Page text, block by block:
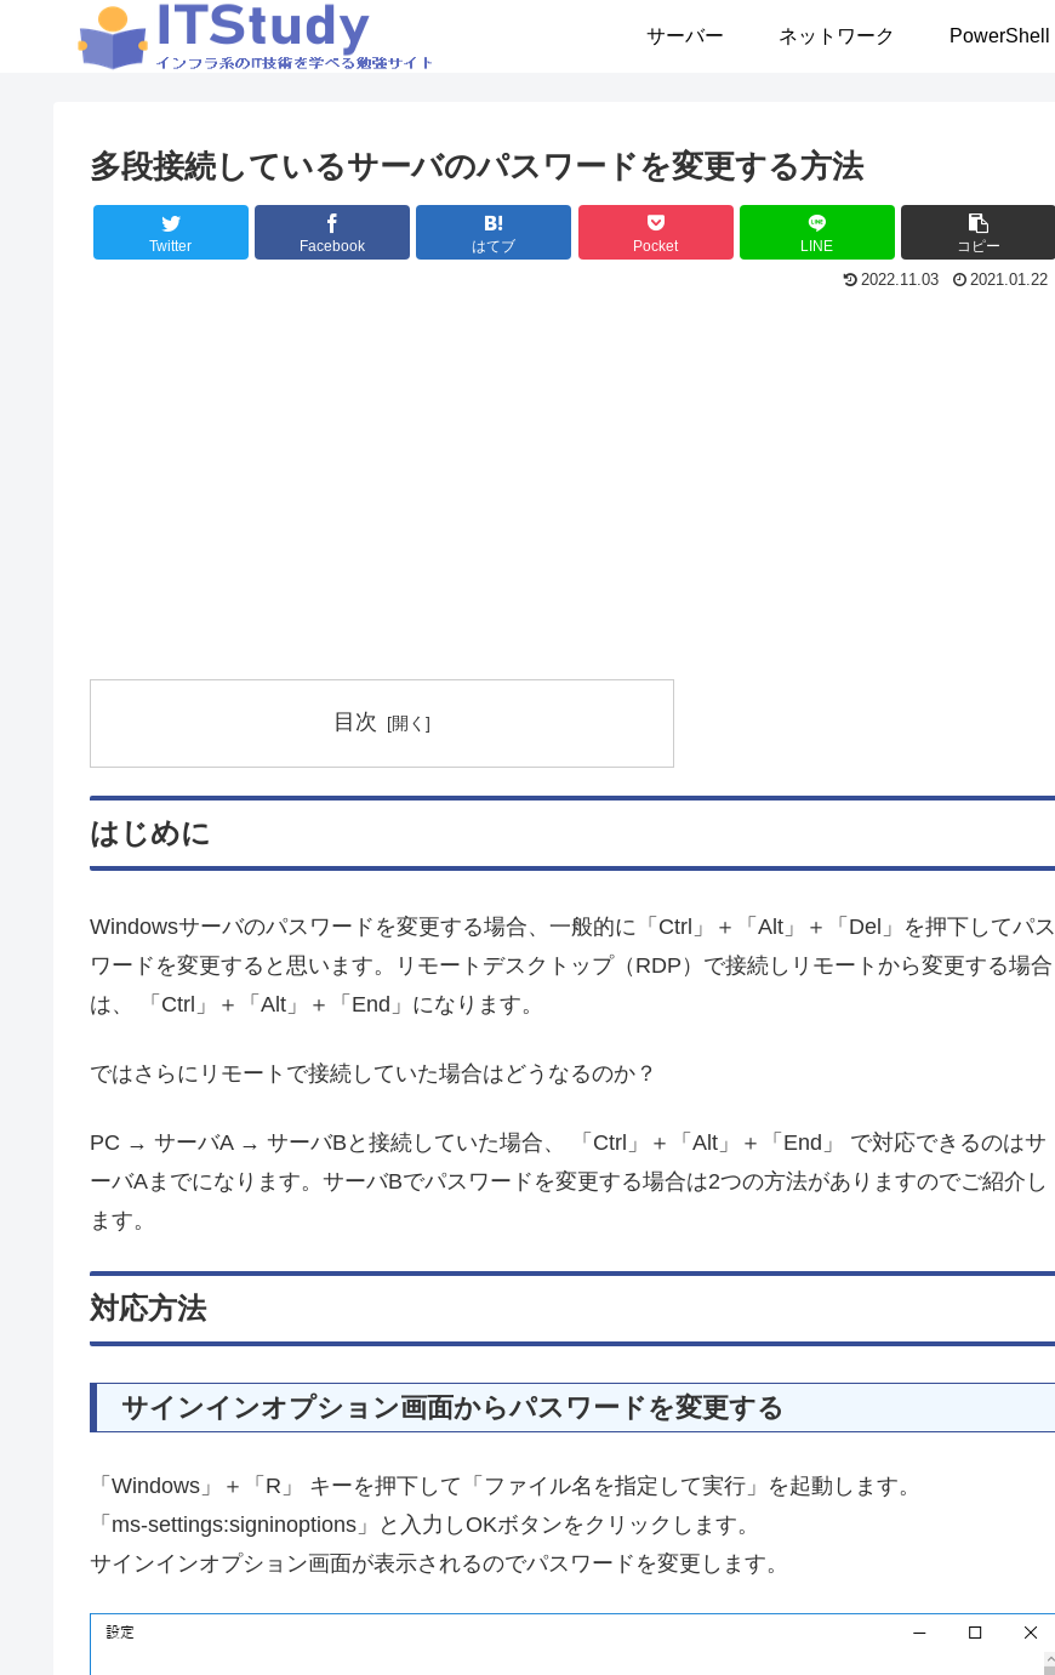
サーバー ネットワーク PowerShell
多段接続しているサーバのパスワードを変更する方法
Twitter Facebook はてブ Pocket LINE コピー
2022.11.03 2021.01.22
目次
はじめに
Windowsサーバのパスワードを変更する場合、一般的に「Ctrl」＋「Alt」＋「Del」を押下してパス
ワードを変更すると思います。リモートデスクトップ（RDP）で接続しリモートから変更する場合
は、 「Ctrl」＋「Alt」＋「End」になります。
ではさらにリモートで接続していた場合はどうなるのか？
PC → サーバA → サーバBと接続していた場合、 「Ctrl」＋「Alt」＋「End」 で対応できるのはサ
ーバAまでになります。サーバBでパスワードを変更する場合は2つの方法がありますのでご紹介し
ます。
対応方法
サインインオプション画面からパスワードを変更する
「Windows」＋「R」 キーを押下して「ファイル名を指定して実行」を起動します。
「ms-settings:signinoptions」と入力しOKボタンをクリックします。
サインインオプション画面が表示されるのでパスワードを変更します。